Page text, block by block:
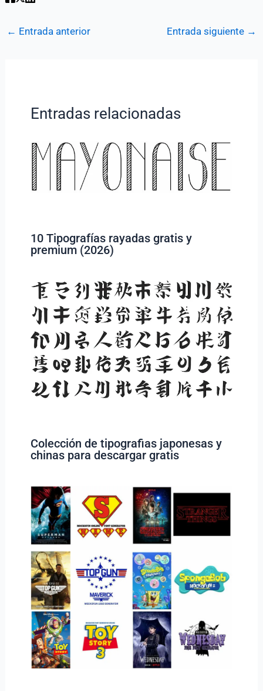
← Entrada anterior Entrada siguiente →
Entradas relacionadas
10 Tipografías rayadas gratis y
premium (2026)
Colección de tipografias japonesas y
chinas para descargar gratis